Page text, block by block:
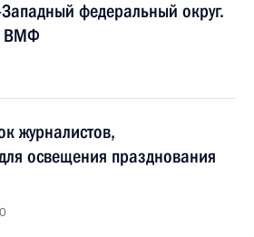
федеральный округ.
ВМФ
журналистов,
освещения празднования